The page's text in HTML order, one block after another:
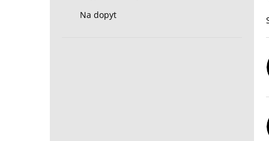
Na dopyt